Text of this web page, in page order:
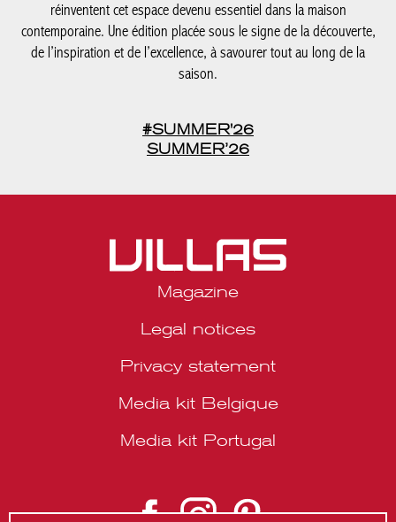
réinventent cet espace devenu essentiel dans la maison
contemporaine. Une édition placée sous le signe de la découverte,
de l’inspiration et de l’excellence, à savourer tout au long de la
saison.
#SUMMER'26
SUMMER’26
Magazine
Legal notices
Privacy statement
Media kit Belgique
Media kit Portugal